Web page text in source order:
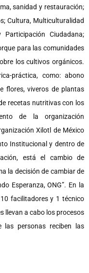
sanidad y restauración;
Cultura, Multiculturalidad
Ciudadana;
para las comunidades
los cultivos orgánicos.
práctica, como: abono
flores, viveros de plantas
recetas nutritivas con los
de la organización
Xilotl de México
Institucional y dentro de
está el cambio de
la decisión de cambiar de
Esperanza, ONG”. En la
facilitadores y 1 técnico
llevan a cabo los procesos
las personas reciben las